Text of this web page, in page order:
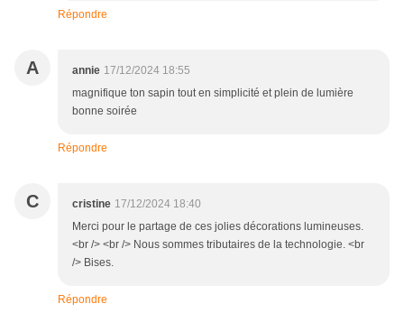
Répondre
A annie 17/12/2024 18:55
magnifique ton sapin tout en simplicité et plein de lumière
bonne soirée
Répondre
C cristine 17/12/2024 18:40
Merci pour le partage de ces jolies décorations lumineuses.
<br /> <br /> Nous sommes tributaires de la technologie. <br
/> Bises.
Répondre